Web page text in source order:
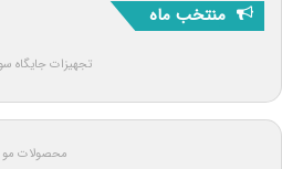
منتخب ماه
تجهیزات جایگاه
محصولات مو